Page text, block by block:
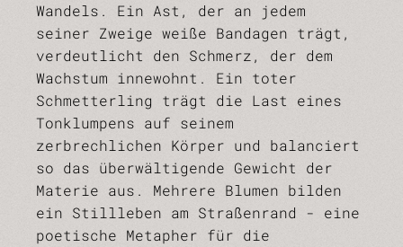
Wandels. Ein Ast, der an jedem
seiner Zweige weiße Bandagen trägt,
verdeutlicht den Schmerz, der dem
Wachstum innewohnt. Ein toter
Schmetterling trägt die Last eines
Tonklumpens auf seinem
zerbrechlichen Körper und balanciert
so das überwältigende Gewicht der
Materie aus. Mehrere Blumen bilden
ein Stillleben am Straßenrand - eine
poetische Metapher für die